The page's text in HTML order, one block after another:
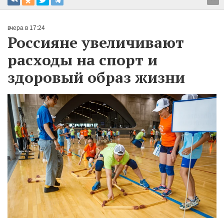
вчера в 17:24
Россияне увеличивают
расходы на спорт и
здоровый образ жизни